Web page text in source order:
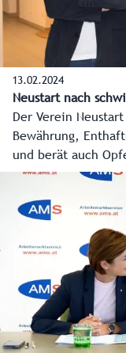
13.02.2024
Neustart nach
Der Verein
Bewährung,
und berät auch
Prozessbegleitung
der Stadt Salzburg
für wohnungslose
Standort in der
Bundesland. Es
am See auch zwei